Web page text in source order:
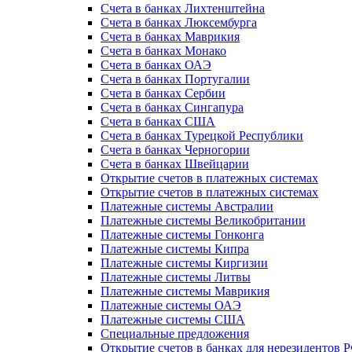
Счета в банках Лихтенштейна
Счета в банках Люксембурга
Счета в банках Маврикия
Счета в банках Монако
Счета в банках ОАЭ
Счета в банках Португалии
Счета в банках Сербии
Счета в банках Сингапура
Счета в банках США
Счета в банках Турецкой Республики
Счета в банках Черногории
Счета в банках Швейцарии
Открытие счетов в платежных системах
Открытие счетов в платежных системах
Платежные системы Австралии
Платежные системы Великобритании
Платежные системы Гонконга
Платежные системы Кипра
Платежные системы Киргизии
Платежные системы Литвы
Платежные системы Маврикия
Платежные системы ОАЭ
Платежные системы США
Специальные предложения
Открытие счетов в банках для нерезидентов